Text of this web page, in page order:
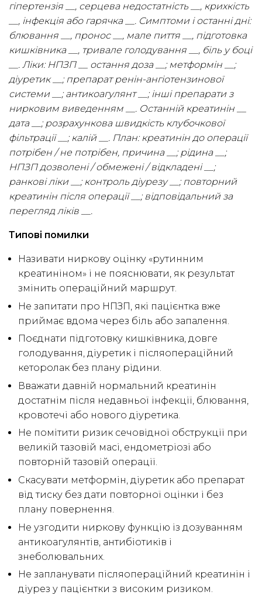
гіпертензія __, серцева недостатність __, крихкість
__, інфекція або гарячка __. Симптоми і останні дні:
блювання __, пронос __, мале пиття __, підготовка
кишківника __, тривале голодування __, біль у боці
__. Ліки: НПЗП __ остання доза __; метформін __;
діуретик __; препарат ренін-ангіотензинової
системи __; антикоагулянт __; інші препарати з
нирковим виведенням __. Останній креатинін __
дата __; розрахункова швидкість клубочкової
фільтрації __; калій __. План: креатинін до операції
потрібен / не потрібен, причина __; рідина __;
НПЗП дозволені / обмежені / відкладені __;
ранкові ліки __; контроль діурезу __; повторний
креатинін після операції __; відповідальний за
перегляд ліків __.
Типові помилки
Називати ниркову оцінку «рутинним
креатиніном» і не пояснювати, як результат
змінить операційний маршрут.
Не запитати про НПЗП, які пацієнтка вже
приймає вдома через біль або запалення.
Поєднати підготовку кишківника, довге
голодування, діуретик і післяопераційний
кеторолак без плану рідини.
Вважати давній нормальний креатинін
достатнім після недавньої інфекції, блювання,
кровотечі або нового діуретика.
Не помітити ризик сечовідної обструкції при
великій тазовій масі, ендометріозі або
повторній тазовій операції.
Скасувати метформін, діуретик або препарат
від тиску без дати повторної оцінки і без
плану повернення.
Не узгодити ниркову функцію із дозуванням
антикоагулянтів, антибіотиків і
знеболювальних.
Не запланувати післяопераційний креатинін і
діурез у пацієнтки з високим ризиком.